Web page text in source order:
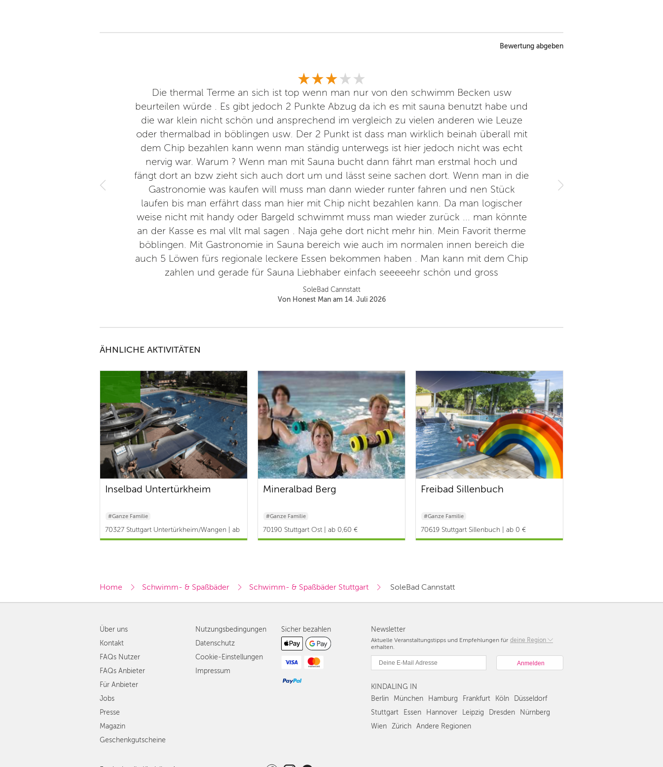
Bewertung abgeben
Die thermal Terme an sich ist top wenn man nur von den schwimm Becken usw
beurteilen würde . Es gibt jedoch 2 Punkte Abzug da ich es mit sauna benutzt habe und
die war klein nicht schön und ansprechend im vergleich zu vielen anderen wie Leuze
oder thermalbad in böblingen usw. Der 2 Punkt ist dass man wirklich beinah überall mit
dem Chip bezahlen kann wenn man ständig unterwegs ist hier jedoch nicht was echt
nervig war. Warum ? Wenn man mit Sauna bucht dann fährt man erstmal hoch und
fängt dort an bzw zieht sich auch dort um und lässt seine sachen dort. Wenn man in die
Gastronomie was kaufen will muss man dann wieder runter fahren und nen Stück
laufen bis man erfährt dass man hier mit Chip nicht bezahlen kann. Da man logischer
weise nicht mit handy oder Bargeld schwimmt muss man wieder zurück ... man könnte
an der Kasse es mal vllt mal sagen . Naja gehe dort nicht mehr hin. Mein Favorit therme
böblingen. Mit Gastronomie in Sauna bereich wie auch im normalen innen bereich die
auch 5 Löwen fürs regionale leckere Essen bekommen haben . Man kann mit dem Chip
zahlen und gerade für Sauna Liebhaber einfach seeeeehr schön und gross
SoleBad Cannstatt
Von Honest Man am 14. Juli 2026
ÄHNLICHE AKTIVITÄTEN
Inselbad Untertürkheim
#Ganze Familie
70327 Stuttgart Untertürkheim/Wangen | ab
0 €
Mineralbad Berg
#Ganze Familie
70190 Stuttgart Ost | ab 0,60 €
Freibad Sillenbuch
#Ganze Familie
70619 Stuttgart Sillenbuch | ab 0 €
Home Schwimm- & Spaßbäder Schwimm- & Spaßbäder Stuttgart SoleBad Cannstatt
Newsletter
Aktuelle Veranstaltungstipps und Empfehlungen für deine Region
Berlin
Hamburg
Düsseldorf
Stuttgart
erhalten.
KINDALING IN
Berlin
München Hamburg Frankfurt Köln
Düsseldorf
Stuttgart
Essen Hannover Leipzig Dresden
Nürnberg
Wien
Zürich Andere Regionen
Über uns
Kontakt
FAQs Nutzer
FAQs Anbieter
Für Anbieter
Jobs
Presse
Magazin
Geschenkgutscheine
Nutzungsbedingungen
Datenschutz
Cookie-Einstellungen
Impressum
Sicher bezahlen